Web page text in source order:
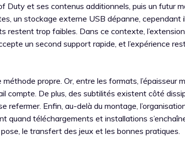
Duty et ses contenus additionnels, puis un futur
un stockage externe USB dépanne, cependant
restent trop faibles. Dans ce contexte,
un second support rapide, et l’expérience
propre. Or, entre les formats, l’épaisseur
compte. De plus, des subtilités existent côté
refermer. Enfin, au-delà du montage,
quand téléchargements et installations
le transfert des jeux et les bonnes pratiques.